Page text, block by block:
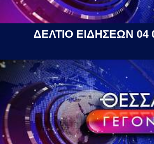
ΔΕΛΤΙΟ ΕΙΔΗΣΕΩΝ 04